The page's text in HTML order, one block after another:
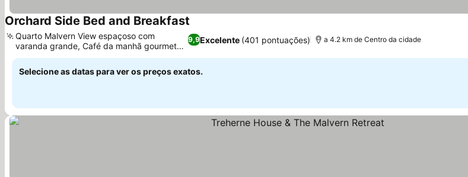
Orchard Side Bed and Breakfast
9,9Excelente (401 pontuações)
Quarto Malvern View espaçoso com
varanda grande, Café da manhã gourmet
com produtos locais
a 4.2 km de Centro da cidade
Selecione as datas para ver os preços exatos.